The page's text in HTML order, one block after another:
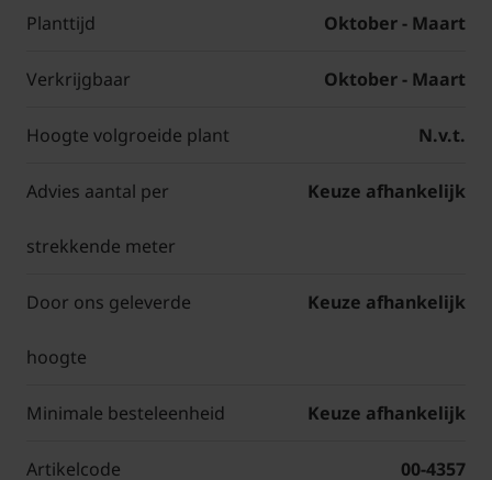
Planttijd Oktober - Maart
Verkrijgbaar Oktober - Maart
Hoogte volgroeide plant N.v.t.
Advies aantal per
strekkende meter
Keuze afhankelijk
Door ons geleverde
hoogte
Keuze afhankelijk
Minimale besteleenheid Keuze afhankelijk
Artikelcode 00-4357